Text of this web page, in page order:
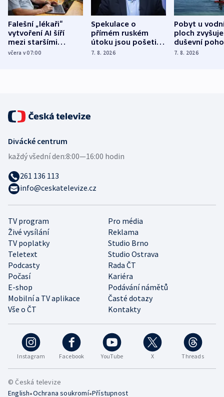
Falešní „lékaři“
vytvoření AI šíří
mezi staršími
Poláky nebezpečné
včera v 07:00
Spekulace o
přímém ruském
útoku jsou pošetilé,
míní estonský
7. 8. 2026
Pobyt u
ploch zvyšuje
duševní
ukázala
7. 8. 2026
Instagram Facebook YouTube X Threads
TV program
Pro média
Živé vysílání
Reklama
TV poplatky
Studio Brno
Teletext
Studio Ostrava
Podcasty
Rada ČT
Počasí
Kariéra
E-shop
Podávání námětů
Mobilní a TV aplikace
Časté dotazy
Vše o ČT
Kontakty
Divácké centrum
každý všední den:8:00—16:00 hodin
261 136 113
info@ceskatelevize.cz
© Česká televize
English•Ochrana soukromí•Přístupnost